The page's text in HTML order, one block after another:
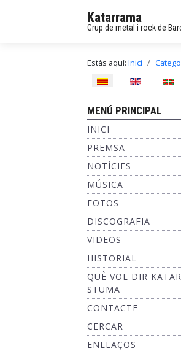
Katarrama
Grup de metal i rock de
Estàs aquí: Inici
Seleccioni el seu idioma
MENÚ PRINCIPAL
INICI
PREMSA
NOTÍCIES
MÚSICA
FOTOS
DISCOGRAFIA
VIDEOS
HISTORIAL
QUÈ VOL DIR
STUMA
CONTACTE
CERCAR
ENLLAÇOS